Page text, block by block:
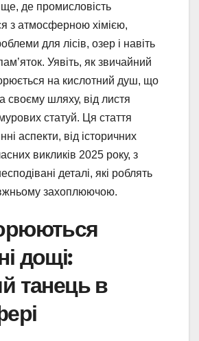
де промисловість
з атмосферною хімією,
для лісів, озер і навіть
Уявіть, як звичайний
на кислотний душ, що
своєму шляху, від листя
статуй. Ця стаття
аспекти, від історичних
викликів 2025 року, з
деталі, які роблять
захоплюючою.
дощі:
танець в